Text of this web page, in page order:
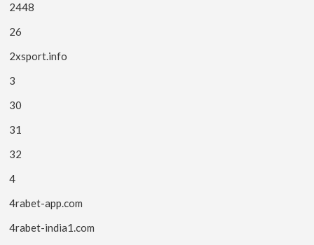
2448
26
2xsport.info
3
30
31
32
4
4rabet-app.com
4rabet-india1.com